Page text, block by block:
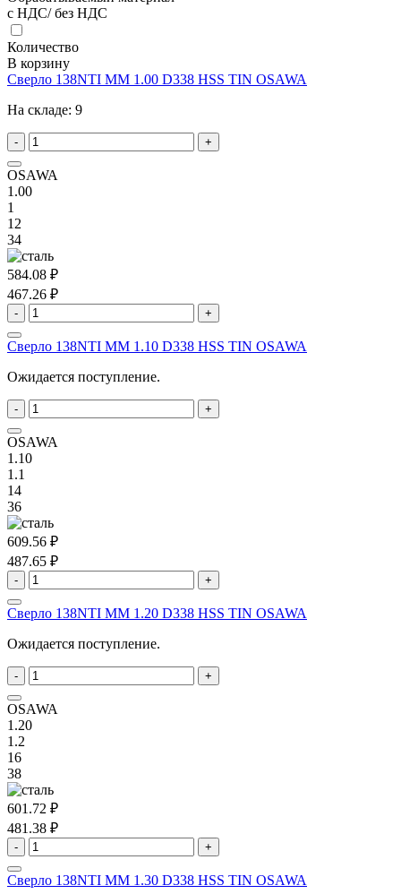
с НДС/ без НДС
Количество
В корзину
Сверло 138NTI MM 1.00 D338 HSS TIN OSAWA
На складе: 9
- +
OSAWA
1.00
1
12
34
584.08 ₽
467.26 ₽
- +
Сверло 138NTI MM 1.10 D338 HSS TIN OSAWA
Ожидается поступление.
- +
OSAWA
1.10
1.1
14
36
609.56 ₽
487.65 ₽
- +
Сверло 138NTI MM 1.20 D338 HSS TIN OSAWA
Ожидается поступление.
- +
OSAWA
1.20
1.2
16
38
601.72 ₽
481.38 ₽
- +
Сверло 138NTI MM 1.30 D338 HSS TIN OSAWA